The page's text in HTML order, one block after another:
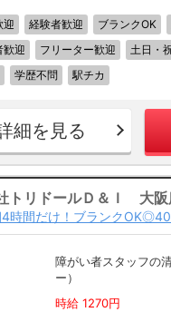
迎 経験者歓迎 ブランクOK
歓迎
フリーター歓迎 土日・
学歴不問 駅チカ
細を見る
トリドールＤ＆Ｉ 大阪
時間だけ！ブランク
障がい者スタッフの
ー）
時給 1270円